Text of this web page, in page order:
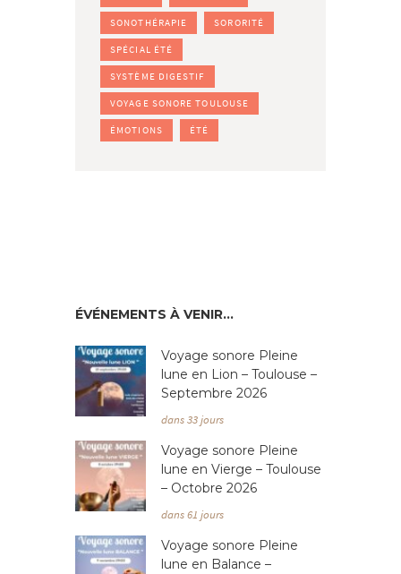
SONOTHÉRAPIE SORORITÉ
SPÉCIAL ÉTÉ
SYSTÈME DIGESTIF
VOYAGE SONORE TOULOUSE
ÉMOTIONS ÉTÉ
ÉVÉNEMENTS À VENIR…
Voyage sonore Pleine
lune en Lion – Toulouse –
Septembre 2026
dans 33 jours
Voyage sonore Pleine
lune en Vierge – Toulouse
– Octobre 2026
dans 61 jours
Voyage sonore Pleine
lune en Balance –